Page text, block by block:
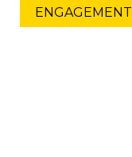
ENGAGEMENT